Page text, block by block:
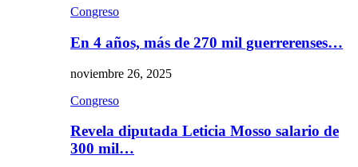
Congreso
En 4 años, más de 270 mil guerrerenses…
noviembre 26, 2025
Congreso
Revela diputada Leticia Mosso salario de
300 mil…